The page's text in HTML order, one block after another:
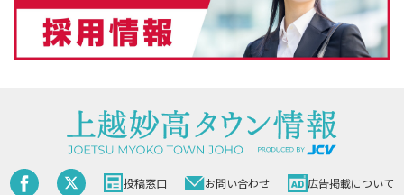
投稿窓口 お問い合わせ 広告掲載について